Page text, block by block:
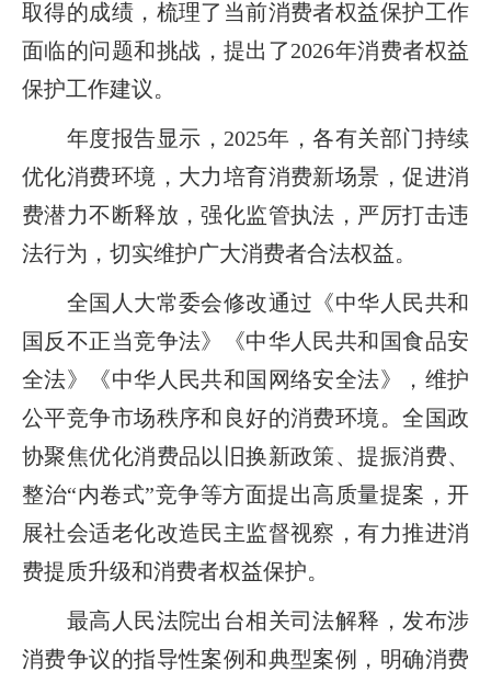
取得的成绩，梳理了当前消费者权益保护工作
面临的问题和挑战，提出了2026年消费者权益
保护工作建议。
年度报告显示，2025年，各有关部门持续
优化消费环境，大力培育消费新场景，促进消
费潜力不断释放，强化监管执法，严厉打击违
法行为，切实维护广大消费者合法权益。
全国人大常委会修改通过《中华人民共和
国反不正当竞争法》《中华人民共和国食品安
全法》《中华人民共和国网络安全法》，维护
公平竞争市场秩序和良好的消费环境。全国政
协聚焦优化消费品以旧换新政策、提振消费、
整治“内卷式”竞争等方面提出高质量提案，开
展社会适老化改造民主监督视察，有力推进消
费提质升级和消费者权益保护。
最高人民法院出台相关司法解释，发布涉
消费争议的指导性案例和典型案例，明确消费